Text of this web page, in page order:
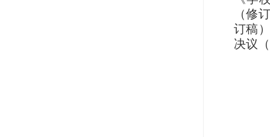
（修
订稿
决议